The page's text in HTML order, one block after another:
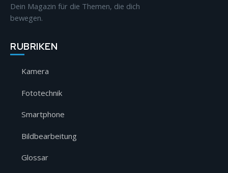
Dein Magazin für die Themen, die dich
bewegen.
RUBRIKEN
Kamera
Fototechnik
Smartphone
Bildbearbeitung
Glossar